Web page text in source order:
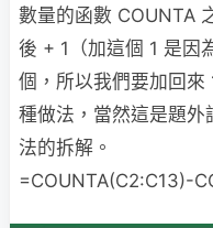
數量的函數 COUNTA
後 + 1（加這個 1 是因
個，所以我們要加回來
種做法，當然這是題外
法的拆解。
=COUNTA(C2:C13)-